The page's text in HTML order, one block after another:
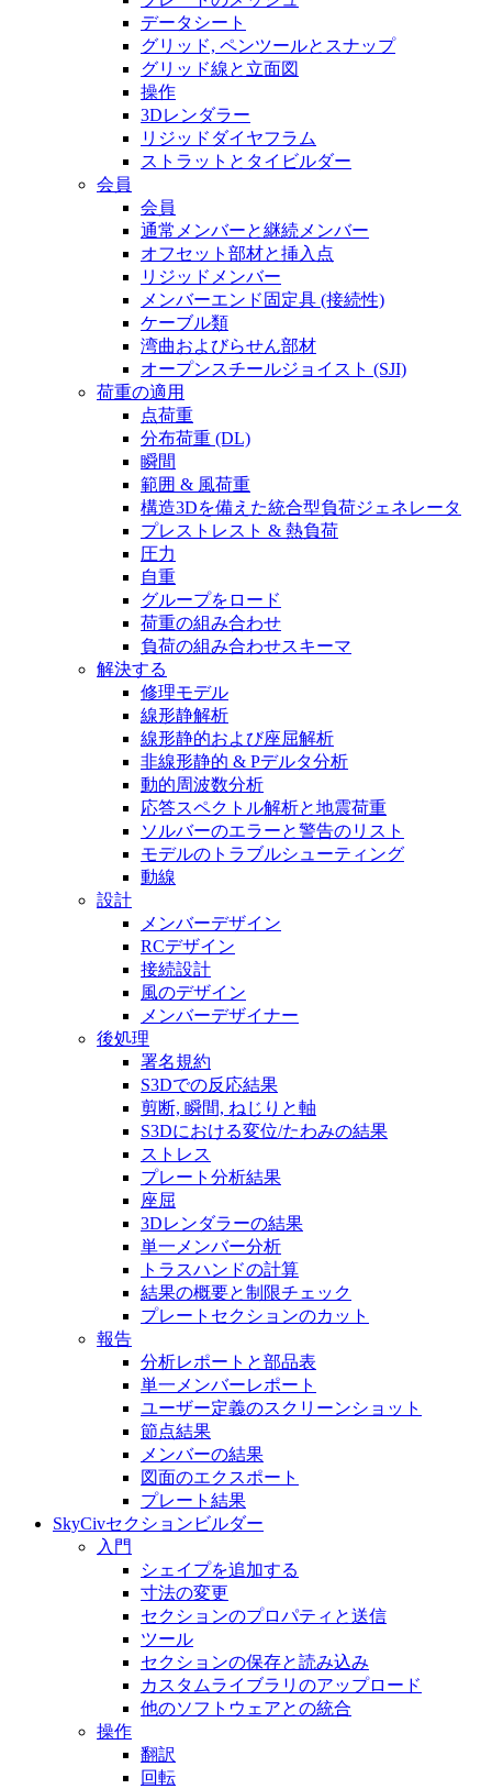
データシート
グリッド, ペンツールとスナップ
グリッド線と立面図
操作
3Dレンダラー
リジッドダイヤフラム
ストラットとタイビルダー
会員
会員
通常メンバーと継続メンバー
オフセット部材と挿入点
リジッドメンバー
メンバーエンド固定具 (接続性)
ケーブル類
湾曲およびらせん部材
オープンスチールジョイスト (SJI)
荷重の適用
点荷重
分布荷重 (DL)
瞬間
範囲 & 風荷重
構造3Dを備えた統合型負荷ジェネレータ
プレストレスト & 熱負荷
圧力
自重
グループをロード
荷重の組み合わせ
負荷の組み合わせスキーマ
解決する
修理モデル
線形静解析
線形静的および座屈解析
非線形静的 & Pデルタ分析
動的周波数分析
応答スペクトル解析と地震荷重
ソルバーのエラーと警告のリスト
モデルのトラブルシューティング
動線
設計
メンバーデザイン
RCデザイン
接続設計
風のデザイン
メンバーデザイナー
後処理
署名規約
S3Dでの反応結果
剪断, 瞬間, ねじりと軸
S3Dにおける変位/たわみの結果
ストレス
プレート分析結果
座屈
3Dレンダラーの結果
単一メンバー分析
トラスハンドの計算
結果の概要と制限チェック
プレートセクションのカット
報告
分析レポートと部品表
単一メンバーレポート
ユーザー定義のスクリーンショット
節点結果
メンバーの結果
図面のエクスポート
プレート結果
SkyCivセクションビルダー
入門
シェイプを追加する
寸法の変​​更
セクションのプロパティと送信
ツール
セクションの保存と読み込み
カスタムライブラリのアップロード
他のソフトウェアとの統合
操作
翻訳
回転